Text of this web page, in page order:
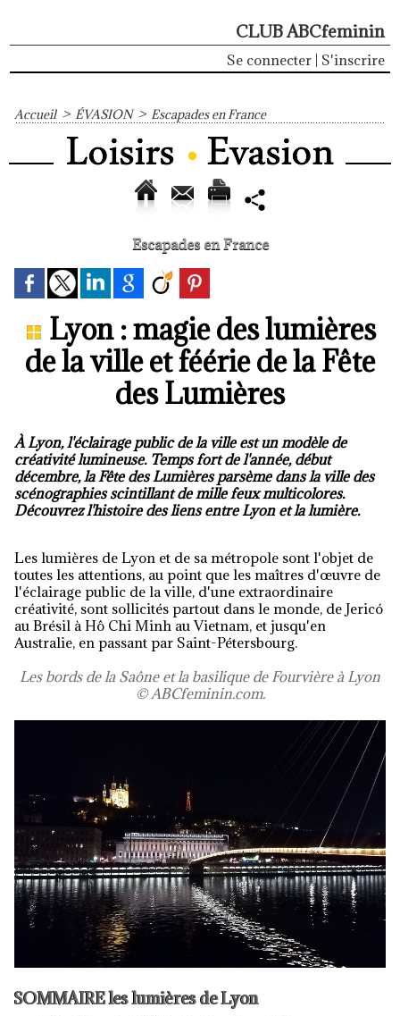
CLUB ABCfeminin
Se connecter S'inscrire
Accueil > ÉVASION > Escapades en France
Escapades en France
Lyon : magie des lumières
de la ville et féérie de la Fête
des Lumières
À Lyon, l'éclairage public de la ville est un modèle de
créativité lumineuse. Temps fort de l'année, début
décembre, la Fête des Lumières parsème dans la ville des
scénographies scintillant de mille feux multicolores.
Découvrez l'histoire des liens entre Lyon et la lumière.
Les lumières de Lyon et de sa métropole sont l'objet de
toutes les attentions, au point que les maîtres d'œuvre de
l'éclairage public de la ville, d'une extraordinaire
créativité, sont sollicités partout dans le monde, de Jericó
au Brésil à Hô Chi Minh au Vietnam, et jusqu'en
Australie, en passant par Saint-Pétersbourg.
Les bords de la Saône et la basilique de Fourvière à Lyon
© ABCfeminin.com.
SOMMAIRE les lumières de Lyon